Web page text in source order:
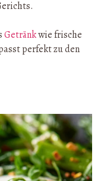
Getränkwie frische
perfekt zu den